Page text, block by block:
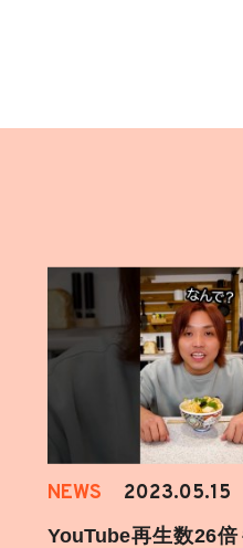
NEWS 2023.05.15
YouTube再生数26倍